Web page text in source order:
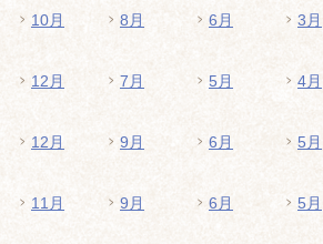
10月 8月 6月 3月
12月 7月 5月 4月
12月 9月 6月 5月
11月 9月 6月 5月